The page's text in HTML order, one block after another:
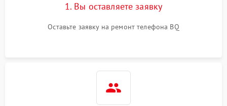
1. Вы оставляете заявку
Оставьте заявку на ремонт телефона BQ